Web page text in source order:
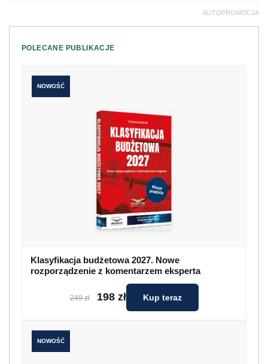
AUTOPROMOCJA
POLECANE PUBLIKACJE
NOWOŚĆ
Klasyfikacja budżetowa 2027. Nowe
rozporządzenie z komentarzem eksperta
249 zł 198 zł Kup teraz
NOWOŚĆ